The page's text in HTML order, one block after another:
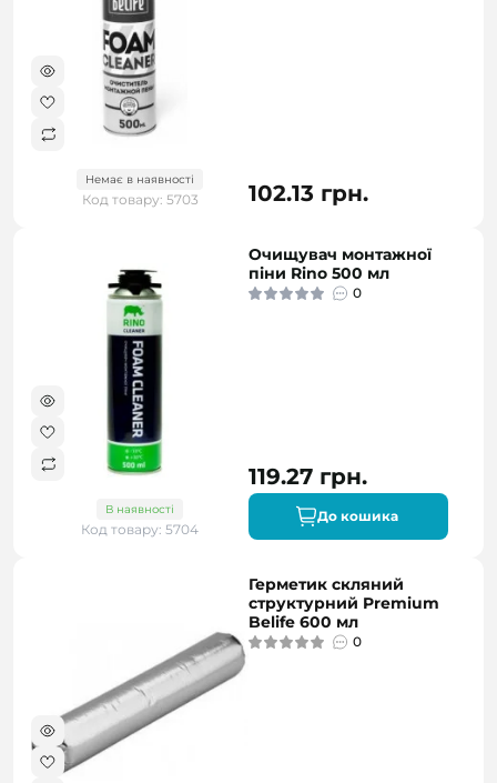
Немає в наявності
Код товару: 5703 102.13 грн.
В наявності
Код товару: 5704
Очищувач монтажної
піни Rino 500 мл
0
119.27 грн.
До кошика
Герметик скляний
структурний Premium
Belife 600 мл
0